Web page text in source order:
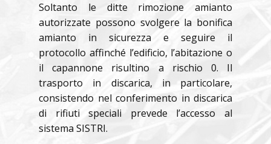
Soltanto le ditte rimozione amianto
autorizzate possono svolgere la bonifica
amianto in sicurezza e seguire il
protocollo affinché l’edificio, l’abitazione o
il capannone risultino a rischio 0. Il
trasporto in discarica, in particolare,
consistendo nel conferimento in discarica
di rifiuti speciali prevede l’accesso al
sistema SISTRI.